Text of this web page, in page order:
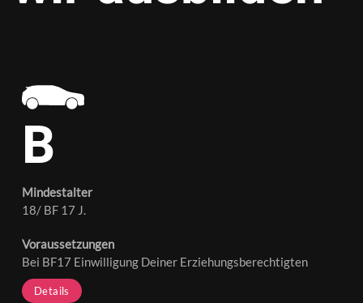
B
Mindestalter
18/ BF 17 J.
Voraussetzungen
Bei BF17 Einwilligung Deiner Erziehungsberechtigten
Details